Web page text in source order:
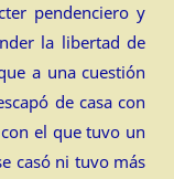
pendenciero y
la libertad de
a una cuestión
de casa con
el que tuvo un
casó ni tuvo más